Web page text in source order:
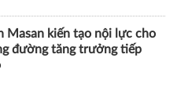
Masan kiến tạo nội lực cho
đường tăng trưởng tiếp